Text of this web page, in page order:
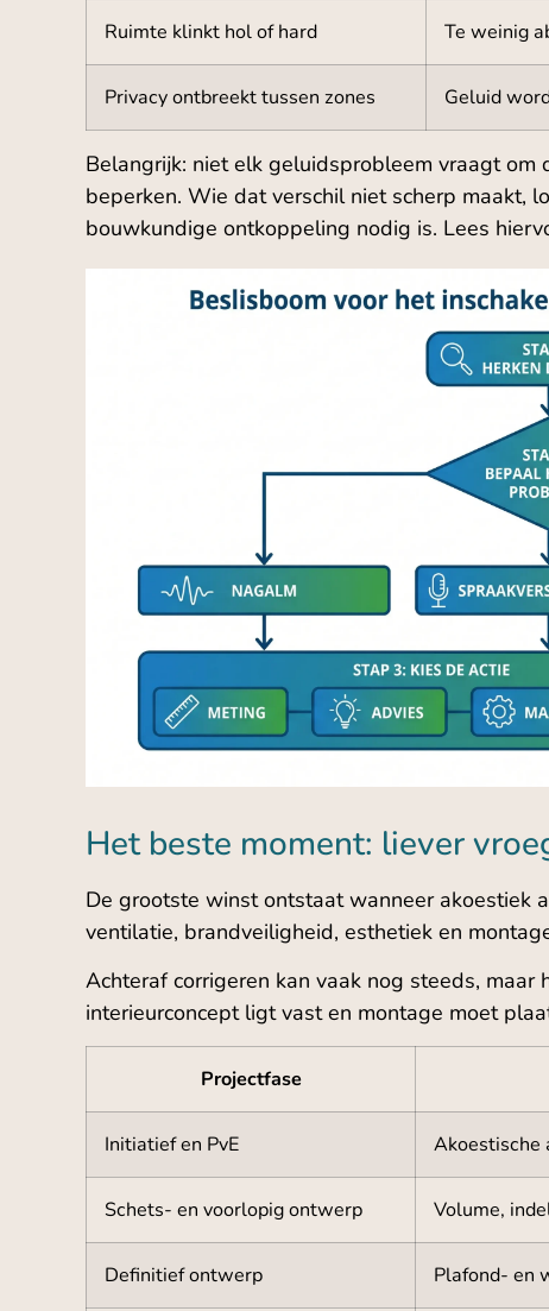
Ruimte klinkt hol of hard Te weinig
Privacy ontbreekt tussen zones Geluid
Belangrijk: niet elk geluidsprobleem vraagt
beperken. Wie dat verschil niet scherp maakt,
bouwkundige ontkoppeling nodig is. Lees
Het beste moment: liever
De grootste winst ontstaat wanneer akoestiek
ventilatie, brandveiligheid, esthetiek en
Achteraf corrigeren kan vaak nog steeds,
interieurconcept ligt vast en montage moet
Projectfase
Initiatief en PvE Akoestische
Schets- en voorlopig ontwerp Volume,
Definitief ontwerp Plafond- en